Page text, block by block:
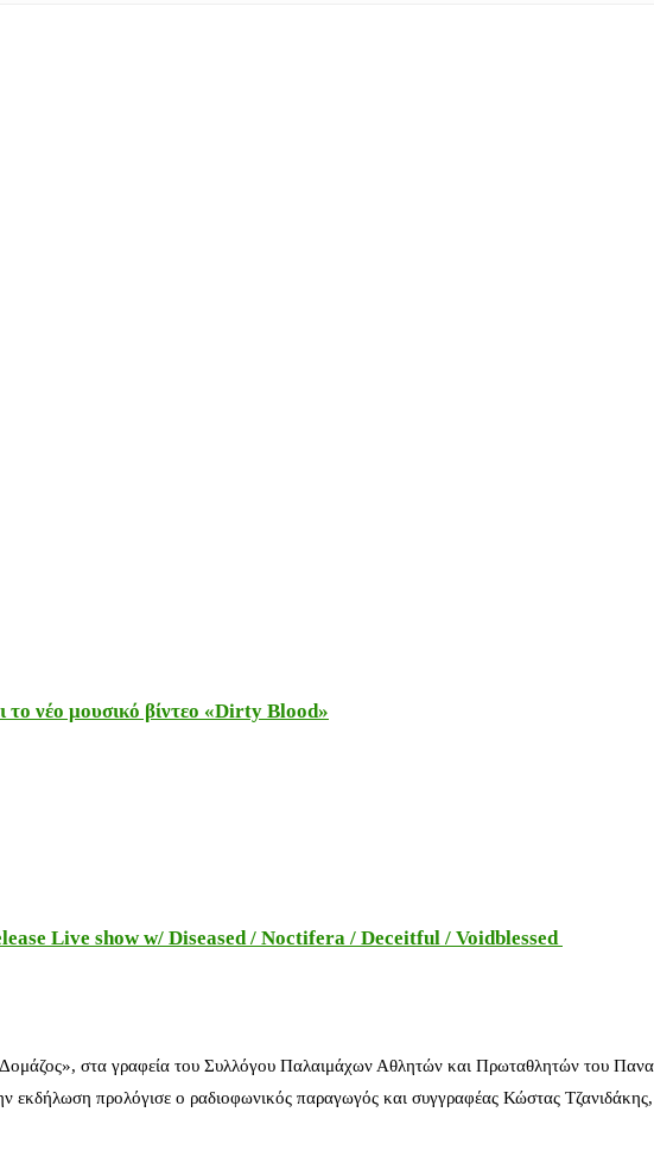
νέο μουσικό βίντεο «Dirty Blood»
Live show w/ Diseased / Noctifera / Deceitful / Voidblessed
Δομάζος», στα γραφεία του Συλλόγου Παλαιμάχων Αθλητών και Πρωταθλητών του
εκδήλωση προλόγισε ο ραδιοφωνικός παραγωγός και συγγραφέας Κώστας